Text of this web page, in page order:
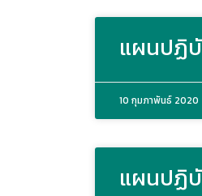
แผนปฏิบั
10 กุมภาพันธ์ 2020
แผนปฏิ